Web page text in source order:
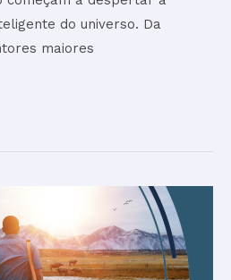
do universo. Da
maiores